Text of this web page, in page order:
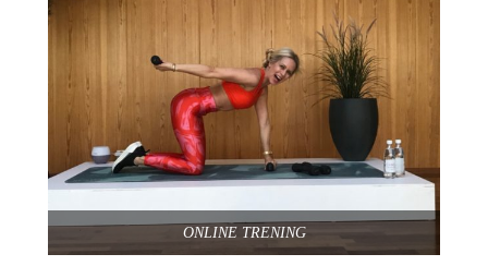
ONLINE TRENING